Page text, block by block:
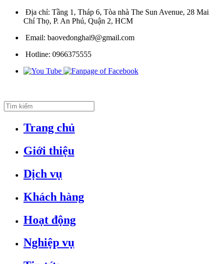
Địa chỉ: Tầng 1, Tháp 6, Tòa nhà The Sun Avenue, 28 Mai
Chí Thọ, P. An Phú, Quận 2, HCM
Email: baovedonghai9@gmail.com
Hotline: 0966375555
Trang chủ
Giới thiệu
Dịch vụ
Khách hàng
Hoạt động
Nghiệp vụ